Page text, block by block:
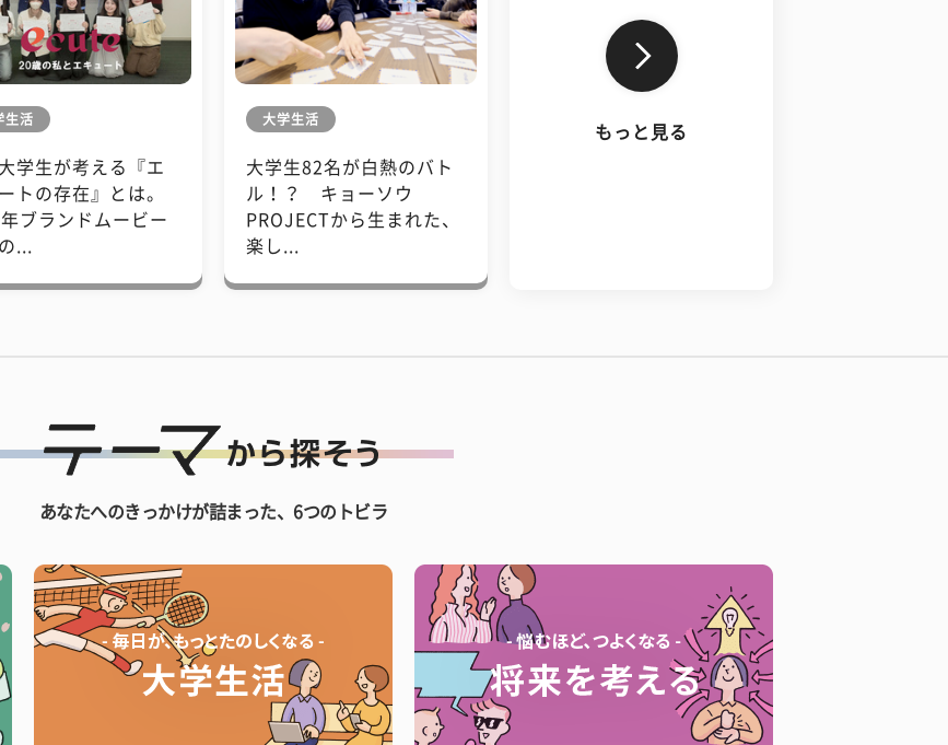
生活
学生が考える『エ
トの存在』とは。
ブランドムービー
...
大学生活
大学生82名が白熱のバト
ル！？ キョーソウ
PROJECTから生まれた、
楽し...
もっと見る
あなたへのきっかけが詰まった、6つのトビラ